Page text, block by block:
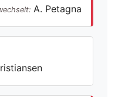
A. Petagna